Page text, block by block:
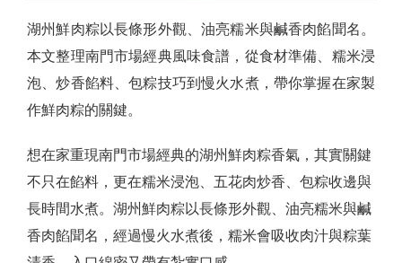
湖州鮮肉粽以長條形外觀、油亮糯米與鹹香肉餡聞名。
本文整理南門市場經典風味食譜，從食材準備、糯米浸
泡、炒香餡料、包粽技巧到慢火水煮，帶你掌握在家製
作鮮肉粽的關鍵。
想在家重現南門市場經典的湖州鮮肉粽香氣，其實關鍵
不只在餡料，更在糯米浸泡、五花肉炒香、包粽收邊與
長時間水煮。湖州鮮肉粽以長條形外觀、油亮糯米與鹹
香肉餡聞名，經過慢火水煮後，糯米會吸收肉汁與粽葉